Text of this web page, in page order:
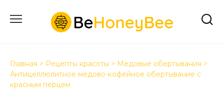
содержанию
Главная > Рецепты красоты > Медовые обертывания >
Антицеллюлитное медово-кофейное обертывание с
красным перцем